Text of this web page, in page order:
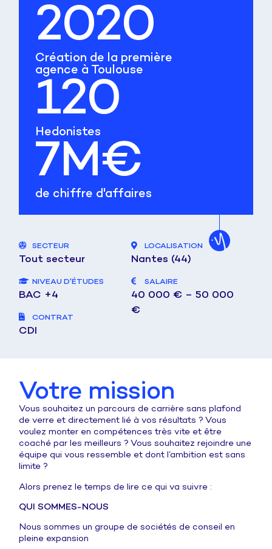
2020
Création de la première
agence à Toulouse
120
Hedonistes
7M€
de chiffre d'affaires
SECTEUR
Tout secteur
NIVEAU D'ÉTUDES
BAC +4
CONTRAT
CDI
LOCALISATION
Nantes (44)
SALAIRE
40 000 € – 50 000
€
Votre mission
Vous souhaitez un parcours de carrière sans plafond
de verre et directement lié à vos résultats ? Vous
voulez monter en compétences très vite et être
coaché par les meilleurs ? Vous souhaitez rejoindre une
équipe qui vous ressemble et dont l’ambition est sans
limite ?
Alors prenez le temps de lire ce qui va suivre :
QUI SOMMES-NOUS
Nous sommes un groupe de sociétés de conseil en
pleine expansion